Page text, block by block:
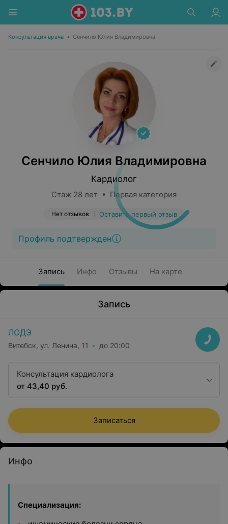
Консультация врача • Сенчило Юлия Владимировна
Сенчило Юлия Владимировна
Кардиолог
Стаж 28 лет • Первая категория
Нет отзывов Оставить первый отзыв
Профиль подтвержден
Запись Инфо Отзывы На карте
Запись
ЛОДЭ
Витебск, ул. Ленина, 11 до 20:00
Консультация кардиолога
от 43,40 руб.
Записаться
Инфо
Специализация: